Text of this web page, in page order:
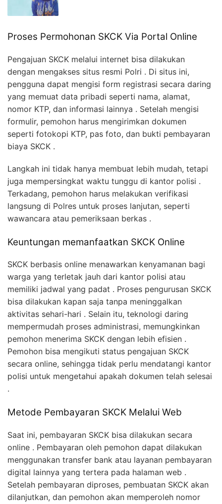
Proses Permohonan SKCK Via Portal Online
Pengajuan SKCK melalui internet bisa dilakukan
dengan mengakses situs resmi Polri . Di situs ini,
pengguna dapat mengisi form registrasi secara daring
yang memuat data pribadi seperti nama, alamat,
nomor KTP, dan informasi lainnya . Setelah mengisi
formulir, pemohon harus mengirimkan dokumen
seperti fotokopi KTP, pas foto, dan bukti pembayaran
biaya SKCK .
Langkah ini tidak hanya membuat lebih mudah, tetapi
juga mempersingkat waktu tunggu di kantor polisi .
Terkadang, pemohon harus melakukan verifikasi
langsung di Polres untuk proses lanjutan, seperti
wawancara atau pemeriksaan berkas .
Keuntungan memanfaatkan SKCK Online
SKCK berbasis online menawarkan kenyamanan bagi
warga yang terletak jauh dari kantor polisi atau
memiliki jadwal yang padat . Proses pengurusan SKCK
bisa dilakukan kapan saja tanpa meninggalkan
aktivitas sehari-hari . Selain itu, teknologi daring
mempermudah proses administrasi, memungkinkan
pemohon menerima SKCK dengan lebih efisien .
Pemohon bisa mengikuti status pengajuan SKCK
secara online, sehingga tidak perlu mendatangi kantor
polisi untuk mengetahui apakah dokumen telah selesai
.
Metode Pembayaran SKCK Melalui Web
Saat ini, pembayaran SKCK bisa dilakukan secara
online . Pembayaran oleh pemohon dapat dilakukan
menggunakan transfer bank atau layanan pembayaran
digital lainnya yang tertera pada halaman web .
Setelah pembayaran diproses, pembuatan SKCK akan
dilanjutkan, dan pemohon akan memperoleh nomor